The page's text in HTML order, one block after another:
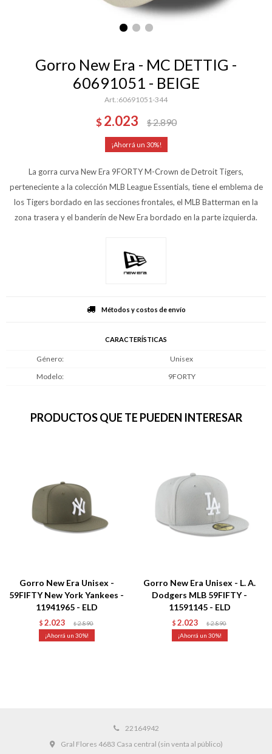
Gorro New Era - MC DETTIG -
60691051 - BEIGE
60691051-344
$ 2.023 $2.890
30
La gorra curva New Era 9FORTY M-Crown de Detroit Tigers,
perteneciente a la colección MLB League Essentials, tiene el emblema de
los Tigers bordado en las secciones frontales, el MLB Batterman en la
zona trasera y el banderín de New Era bordado en la parte izquierda.
Métodos y costos de envío
CARACTERÍSTICAS
Género
Unisex
Modelo
9FORTY
PRODUCTOS QUE TE PUEDEN INTERESAR
Gorro New Era Unisex -
59FIFTY New York Yankees -
11941965 - ELD
$ 2.023 $ 2.890
30
Gorro New Era Unisex - L. A.
Dodgers MLB 59FIFTY -
11591145 - ELD
$ 2.023 $ 2.890
30
22164942
Gral Flores 4683 Casa central (sin venta al público)